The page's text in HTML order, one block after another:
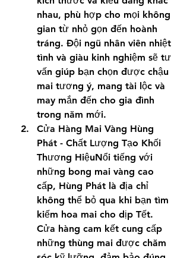
nhau, phù hợp cho mọi không
gian từ nhỏ gọn đến hoành
tráng. Đội ngũ nhân viên nhiệt
tình và giàu kinh nghiệm sẽ tư
vấn giúp bạn chọn được chậu
mai tương ý, mang tài lộc và
may mắn đến cho gia đình
trong năm mới.
Cửa Hàng Mai Vàng Hùng
Phát - Chất Lượng Tạo Khối
Thương HiệuNổi tiếng với
những bong mai vàng cao
cấp, Hùng Phát là địa chỉ
không thể bỏ qua khi bạn tìm
kiếm hoa mai cho dịp Tết.
Cửa hàng cam kết cung cấp
những thùng mai được chăm